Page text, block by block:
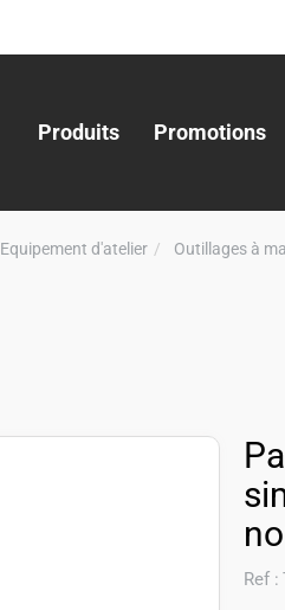
Produits Promotions
Equipement d'atelier Outillages à
Ref :